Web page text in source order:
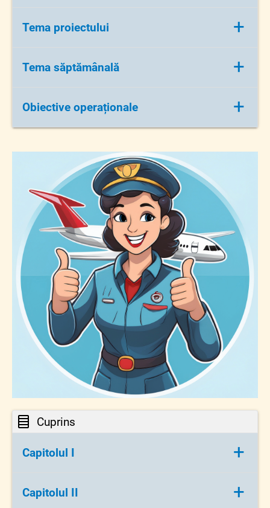
Când, cum și de ce se întâmplă?
Tema proiectului +
Călător în lumea celor 4 elemente
Tema săptămânală +
Aer (aparate de zbor)
Obiective operaționale +
vor fi capabili:
O1 - să audieze cu atenție întreaga poveste
„Aventura prietenilor zburători", pe baza
imaginilor puse la dispoziție şi a
conținutului transmis de educatoare.
O2 - să-și îmbogățească vocabularul cu
cuvinte şi expresii noi, precum , hangar, de
nădejde, curenți de aer, etc. pe baza
explicațiilor educatoarei şi înțelesului
reieşit din contextul lecturii.
O3 - să redea conținutul textului pe baza
imaginilor puse la dispoziție şi a poveştii
audiate.
O4 - să formuleze întrebări pe baza textului
și să răspundă la acestea.
O5 - să desprindă învățătura poveștii pe
baza întrebărilor adresate de cadrul
Cuprins
Capitolul I +
Introducere
Capitolul II +